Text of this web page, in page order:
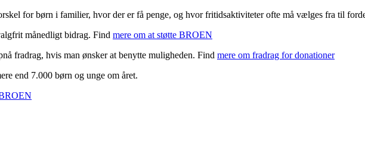
for børn i familier, hvor der er få penge, og hvor fritidsaktiviteter ofte må vælges fra til
månedligt bidrag. Find mere om at støtte BROEN
fradrag, hvis man ønsker at benytte muligheden. Find mere om fradrag for donationer
end 7.000 børn og unge om året.